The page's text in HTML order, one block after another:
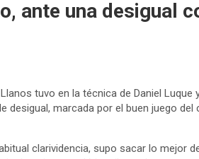
ante una desigual
tuvo en la técnica de Daniel Luque
marcada por el buen juego del
clarividencia, supo sacar lo mejor